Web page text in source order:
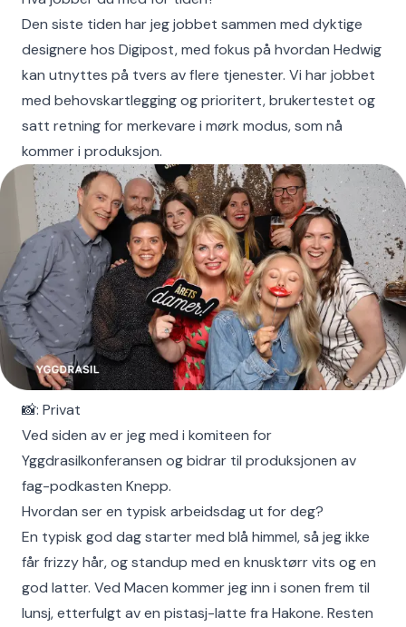
Den siste tiden har jeg jobbet sammen med dyktige
designere hos Digipost, med fokus på hvordan Hedwig
kan utnyttes på tvers av flere tjenester. Vi har jobbet
med behovskartlegging og prioritert, brukertestet og
satt retning for merkevare i mørk modus, som nå
kommer i produksjon.
📸: Privat
Ved siden av er jeg med i komiteen for
Yggdrasilkonferansen og bidrar til produksjonen av
fag-podkasten Knepp.
Hvordan ser en typisk arbeidsdag ut for deg?
En typisk god dag starter med blå himmel, så jeg ikke
får frizzy hår, og standup med en knusktørr vits og en
god latter. Ved Macen kommer jeg inn i sonen frem til
lunsj, etterfulgt av en pistasj-latte fra Hakone. Resten